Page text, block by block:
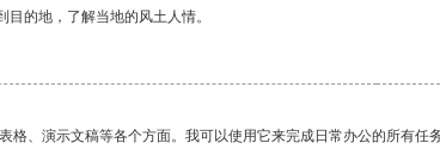
的地，了解当地的风土人情。
格、演示文稿等各个方面。我可以使用它来完成日常办公的所有任